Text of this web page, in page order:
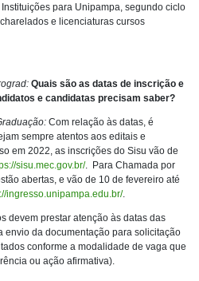
para Unipampa, segundo ciclo
e licenciaturas cursos
Quais são as datas de inscrição e
e candidatas precisam saber?
Com relação às datas, é
sempre atentos aos editais e
em 2022, as inscrições do Sisu vão de
sisu.mec.gov.br/. Para Chamada por
abertas, e vão de 10 de fevereiro até
ingresso.unipampa.edu.br/.
devem prestar atenção às datas das
envio da documentação para solicitação
conforme a modalidade de vaga que
ou ação afirmativa).